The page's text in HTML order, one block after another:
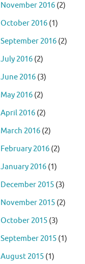
November 2016 (2)
October 2016 (1)
September 2016 (2)
July 2016 (2)
June 2016 (3)
May 2016 (2)
April 2016 (2)
March 2016 (2)
February 2016 (2)
January 2016 (1)
December 2015 (3)
November 2015 (2)
October 2015 (3)
September 2015 (1)
August 2015 (1)